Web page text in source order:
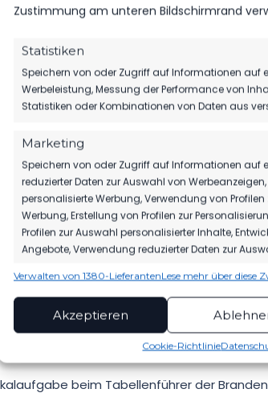
Zustimmung am unteren Bildschirmrand
Statistiken
Speichern von oder Zugriff auf Informationen auf
Werbeleistung, Messung der Performance von
Statistiken oder Kombinationen von Daten aus
Marketing
Speichern von oder Zugriff auf Informationen auf
reduzierter Daten zur Auswahl von
personalisierte Werbung, Verwendung von
Werbung, Erstellung von Profilen zur
Profilen zur Auswahl personalisierter Inhalte,
Angebote, Verwendung reduzierter Daten zur
Funktionen
Abgleichung und Kombination von Daten aus
Verknüpfung verschiedener Endgeräte,
anhand automatisch übermittelter Informationen.
Gewährleistung der Sicherheit,
Aufdeckung von Betrug und
Verwalten von 1380-LieferantenLese mehr über diese
Akzeptieren
Cookie-Richtlinie
dieser noch jungen Saison. Als es den
gelang entscheidend zu klären, durfte der
unbedrängt von der
FSV-Abwehr in der rechten Torecke zum
Male hatten die Luckenwalder trotz
Spiel eine verdiente Führung aus
Truppe auch nach dem späten Ausgleich
Chance um den Platz doch noch als
Butendeichs scheiterten zunächst
Position am abermals bravourös
Tor.
Braune nach dem Abpfiff ob des
zeigte, war durchaus
DIE 2. POKALRUNDE
beim Tabellenführer der